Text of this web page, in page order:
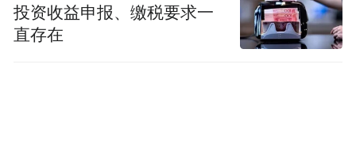
投资收益申报、缴税要求一
直存在